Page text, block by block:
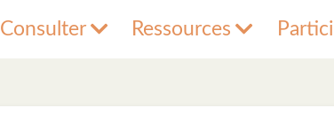
Consulter Ressources